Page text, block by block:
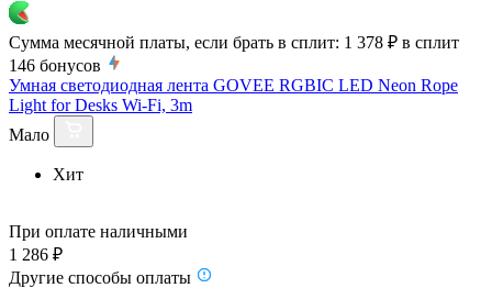
Сумма месячной платы, если брать в сплит: 1 378 ₽ в сплит
146 бонусов
Умная светодиодная лента GOVEE RGBIC LED Neon Rope
Light for Desks Wi-Fi, 3m
Мало
Хит
При оплате наличными
1 286 ₽
Другие способы оплаты